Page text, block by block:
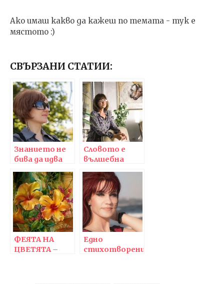
Ако имаш какво да кажеш по темата - тук е
мястото :)
СВЪРЗАНИ СТАТИИ:
Знанието не
бива да идва
отвън и да се
приема
дословно, цяло
и наготово
Словото е
вълшебна
трябва да сме
много
внимателни
ФЕЯТА НА
ЦВЕТЯТА –
Едно
стихотворение